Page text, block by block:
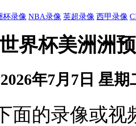
杯录像 NBA录像 英超录像 西甲录像
界杯美洲洲
年7月7日 星期
面的录像或